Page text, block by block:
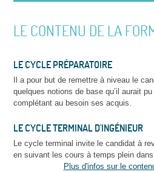
LE CONTENU DE LA
LE CYCLE PRÉPARATOIRE
Il a pour but de remettre à niveau le
quelques notions de base qu’il aurait
complétant au besoin ses acquis.
LE CYCLE TERMINAL D'INGÉNIEUR
Le cycle terminal invite le candidat à
en suivant les cours à temps plein
Plus d'infos sur le